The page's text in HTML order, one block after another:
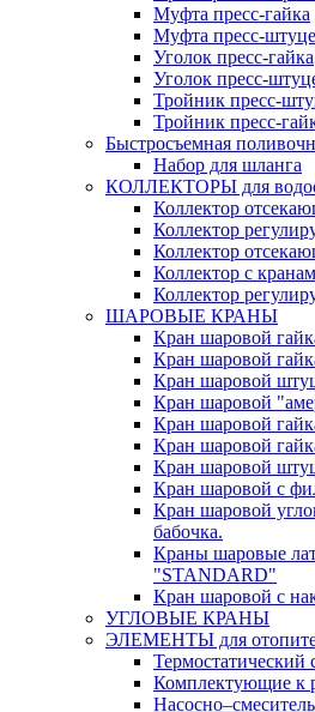
Муфта пресс-гайка
Муфта пресс-
Уголок пресс-гайка
Уголок пресс-
Тройник пресс-
Тройник пресс-
Быстросъемная
Набор для шланга
КОЛЛЕКТОРЫ для
Коллектор
Коллектор
Коллектор
Коллектор с
Коллектор
ШАРОВЫЕ КРАНЫ
Кран шаровой
Кран шаровой
Кран шаровой
Кран шаровой
Кран шаровой
Кран шаровой
Кран шаровой
Кран шаровой с
Кран шаровой
бабочка.
Краны шаровые
"STANDARD"
Кран шаровой с
УГЛОВЫЕ КРАНЫ
ЭЛЕМЕНТЫ для
Термостатический
Комплектующие к